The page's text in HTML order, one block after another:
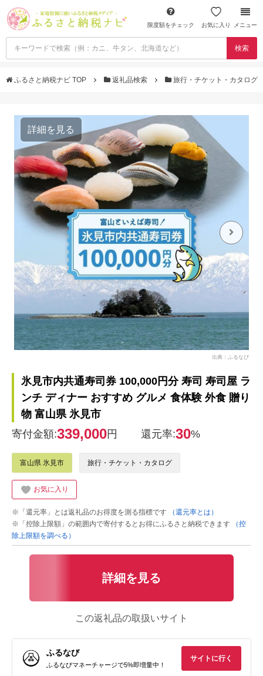
限度額をチェック お気に入り メニュー
検索
ふるさと納税ナビ TOP 返礼品検索 旅行・チケット・カタログ
詳細を見る
出典：ふるなび
氷見市内共通寿司券 100,000円分 寿司 寿司屋 ラ
ンチ ディナー おすすめ グルメ 食体験 外食 贈り
物 富山県 氷見市
寄付金額:339,000円 還元率:30%
富山県 氷見市 旅行・チケット・カタログ
お気に入り
※「還元率」とは返礼品のお得度を測る指標です
（還元率とは）
※「控除上限額」の範囲内で寄付するとお得にふるさと納税できます
（控
除上限額を調べる）
詳細を見る
この返礼品の取扱いサイト
ふるなび
ふるなびマネーチャージで5%即増量中！
サイトに行く